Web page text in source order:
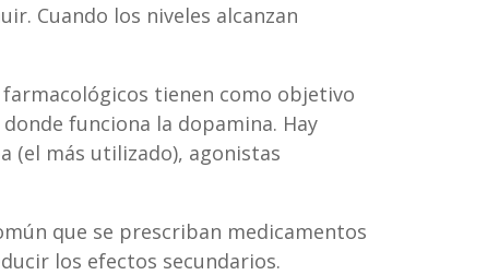
Cuando los niveles alcanzan
tienen como objetivo
funciona la dopamina. Hay
(el más utilizado), agonistas
que se prescriban medicamentos
los efectos secundarios.